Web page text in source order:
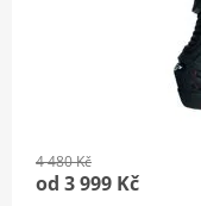
4 480 Kč
od 3 999 Kč